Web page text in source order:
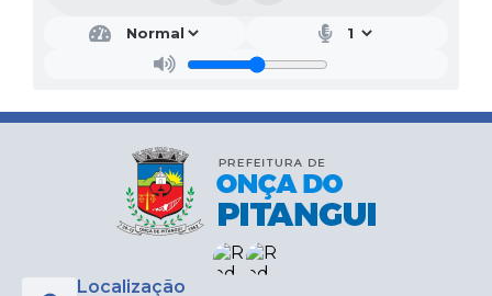
Localização